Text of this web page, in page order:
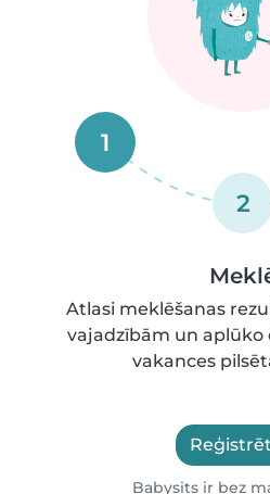
1
2
Atlasi meklēšanas
vajadzībām un aplūko
vakances
Babysits ir bez